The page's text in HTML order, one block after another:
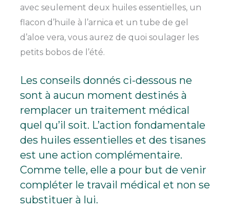
avec seulement deux huiles essentielles, un
flacon d’huile à l’arnica et un tube de gel
d’aloe vera, vous aurez de quoi soulager les
petits bobos de l’été.
Les conseils donnés ci-dessous ne
sont à aucun moment destinés à
remplacer un traitement médical
quel qu’il soit. L’action fondamentale
des huiles essentielles et des tisanes
est une action complémentaire.
Comme telle, elle a pour but de venir
compléter le travail médical et non se
substituer à lui.